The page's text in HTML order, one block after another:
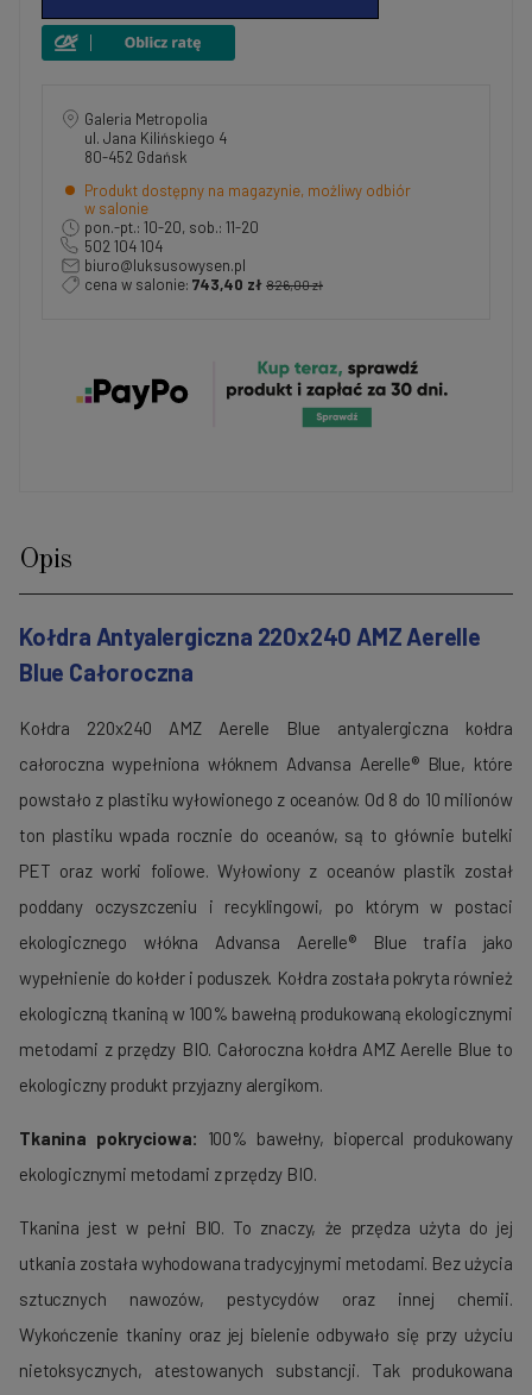
Galeria Metropolia
ul. Jana Kilińskiego 4
80-452 Gdańsk
Produkt dostępny na magazynie, możliwy odbiór
w salonie
pon.-pt.: 10-20, sob.: 11-20
502 104 104
biuro@luksusowysen.pl
cena w salonie: 743,40 zł 826,00 zł
Opis
Kołdra Antyalergiczna 220x240 AMZ Aerelle
Blue Całoroczna
Kołdra 220x240 AMZ Aerelle Blue antyalergiczna kołdra
całoroczna wypełniona włóknem Advansa Aerelle® Blue, które
powstało z plastiku wyłowionego z oceanów. Od 8 do 10 milionów
ton plastiku wpada rocznie do oceanów, są to głównie butelki
PET oraz worki foliowe. Wyłowiony z oceanów plastik został
poddany oczyszczeniu i recyklingowi, po którym w postaci
ekologicznego włókna Advansa Aerelle® Blue trafia jako
wypełnienie do kołder i poduszek. Kołdra została pokryta również
ekologiczną tkaniną w 100% bawełną produkowaną ekologicznymi
metodami z przędzy BIO. Całoroczna kołdra AMZ Aerelle Blue to
ekologiczny produkt przyjazny alergikom.
Tkanina pokryciowa: 100% bawełny, biopercal produkowany
ekologicznymi metodami z przędzy BIO.
Tkanina jest w pełni BIO. To znaczy, że przędza użyta do jej
utkania została wyhodowana tradycyjnymi metodami. Bez użycia
sztucznych nawozów, pestycydów oraz innej chemii.
Wykończenie tkaniny oraz jej bielenie odbywało się przy użyciu
nietoksycznych, atestowanych substancji. Tak produkowana